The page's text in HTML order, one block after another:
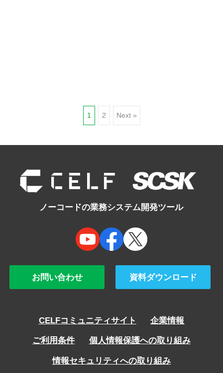
navigation
1 2 Next »
ノーコードの業務システム開発ツール
お問い合わせ 資料ダウンロード
CELFコミュニティサイト 企業情報
ご利用条件 個人情報保護への取り組み
情報セキュリティへの取り組み